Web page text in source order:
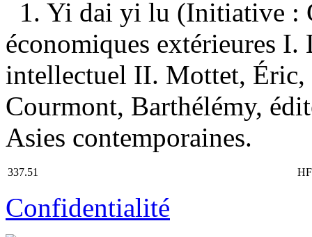
1. Yi dai yi lu (Initiative :
économiques extérieures
intellectuel II. Mottet,
Courmont, Barthélémy,
Asies contemporaines.
337.51
Confidentialité